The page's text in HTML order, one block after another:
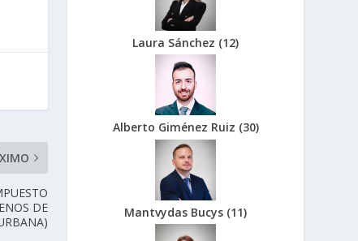
DE
Laura Sánchez (12)
Alberto Giménez Ruiz (30)
Mantvydas Bucys (11)